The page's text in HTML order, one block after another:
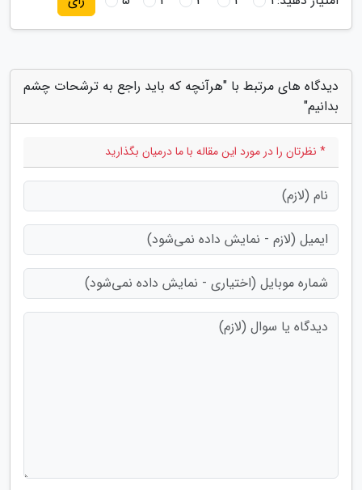
دیدگاه های مرتبط با "هرآنچه که باید راجع به ترشحات چشم
بدانیم"
* نظرتان را در مورد این مقاله با ما درمیان بگذارید